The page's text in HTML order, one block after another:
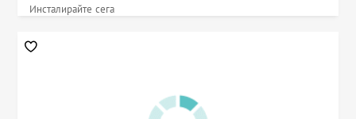
Инсталирайте сега